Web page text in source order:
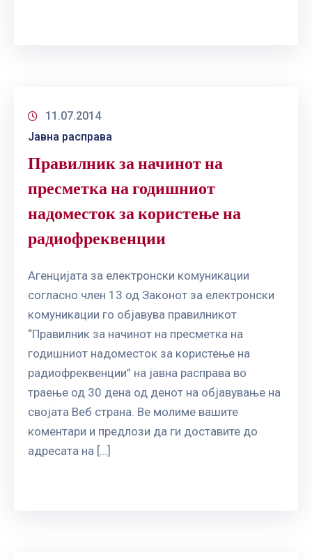
11.07.2014
Јавна расправа
Правилник за начинот на
пресметка на годишниот
надоместок за користење на
радиофреквенции
Агенцијата за електронски комуникации
согласно член 13 од Законот за електронски
комуникации го објавува правилникот
“Правилник за начинот на пресметка на
годишниот надоместок за користење на
радиофреквенции” на јавна расправа во
траење од 30 дена од денот на објавување на
својата Веб страна. Ве молиме вашите
коментари и предлози да ги доставите до
адресата на […]